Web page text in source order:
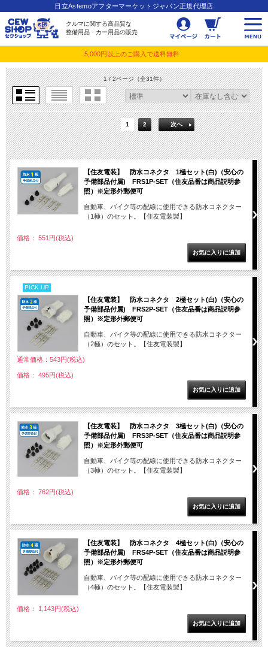
日立Astemoアフターマーケットジャパン正規代理店
クルマに関する高品質な
整備用品・カー用品の販売
5,000円以上のご購入で送料無料
1 / 2ページ（全31件）
1 2 次へ
【住友電装】 防水コネクタ 1極セット(白)（安心の
予備部品付属) FRS1P-SET（住友品番は商品説明参
照）※定形外郵便可
自動車、バイク等の配線に使用できる防水コネクター
（1極）のセット。【住友電装製】
価格： 551円(税込)
PICK UP
【住友電装】 防水コネクタ 2極セット(白)（安心の
予備部品付属) FRS2P-SET（住友品番は商品説明参
照）※定形外郵便可
自動車、バイク等の配線に使用できる防水コネクター
（2極）のセット。【住友電装製】
通常価格：543円(税込)
価格： 495円(税込)
【住友電装】 防水コネクタ 3極セット(白)（安心の
予備部品付属) FRS3P-SET（住友品番は商品説明参
照）※定形外郵便可
自動車、バイク等の配線に使用できる防水コネクター
（3極）のセット。【住友電装製】
価格： 762円(税込)
【住友電装】 防水コネクタ 4極セット(白)（安心の
予備部品付属) FRS4P-SET（住友品番は商品説明参
照）※定形外郵便可
自動車、バイク等の配線に使用できる防水コネクター
（4極）のセット。【住友電装製】
価格： 1,143円(税込)